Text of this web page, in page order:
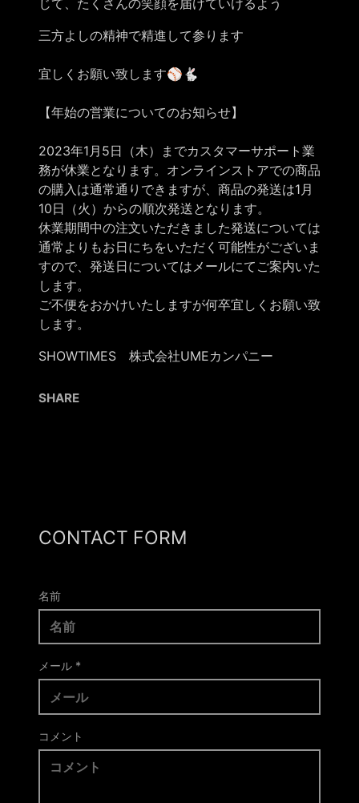
三方よしの精神で精進して参ります
宜しくお願い致します⚾︎🐇
【年始の営業についてのお知らせ】
2023年1月5日（木）までカスタマーサポート業
務が休業となります。オンラインストアでの商品
の購入は通常通りできますが、商品の発送は1月
10日（火）からの順次発送となります。
休業期間中の注文いただきました発送については
通常よりもお日にちをいただく可能性がございま
すので、発送日についてはメールにてご案内いた
します。
ご不便をおかけいたしますが何卒宜しくお願い致
します。
SHOWTIMES 株式会社UMEカンパニー
SHARE
CONTACT FORM
名前
メール *
コメント